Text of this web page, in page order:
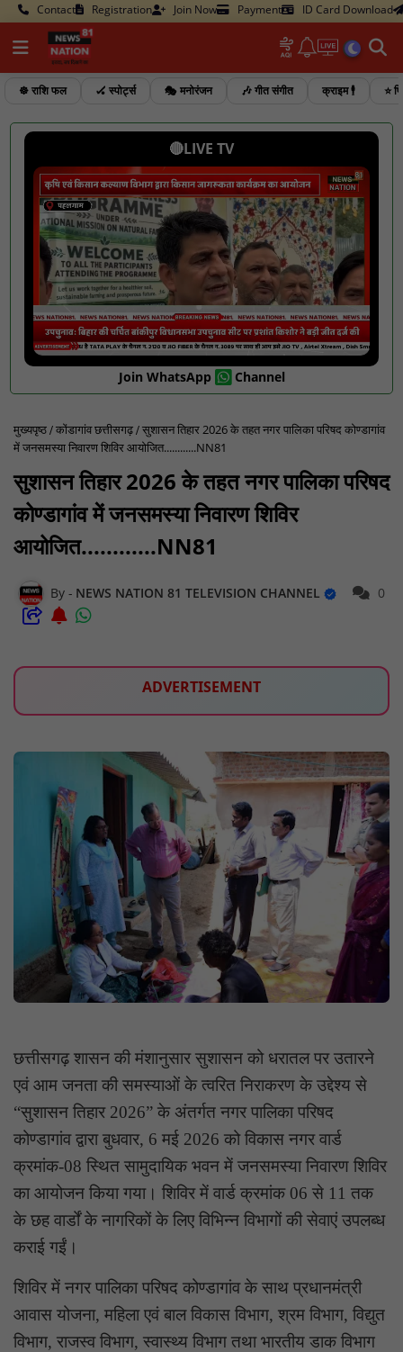
Contact Registration Join Now Payment ID Card Download
☸️ राशि फल 🏑 स्पोर्ट्स 🎭 मनोरंजन 🎶 गीत संगीत क्राइम 🕴️ ⭐
🔴LIVE TV
Join WhatsApp Channel
मुख्यपृष्ठ कोंडागांव छत्तीसगढ़ सुशासन तिहार 2026 के तहत नगर पालिका परिषद कोण्डागांव
में जनसमस्या निवारण शिविर आयोजित............NN81
सुशासन तिहार 2026 के तहत नगर पालिका परिषद
कोण्डागांव में जनसमस्या निवारण शिविर
आयोजित............NN81
NEWS NATION 81 TELEVISION CHANNEL 0
ADVERTISEMENT
छत्तीसगढ़ शासन की मंशानुसार सुशासन को धरातल पर उतारने
एवं आम जनता की समस्याओं के त्वरित निराकरण के उद्देश्य से
“सुशासन तिहार 2026” के अंतर्गत नगर पालिका परिषद
कोण्डागांव द्वारा बुधवार, 6 मई 2026 को विकास नगर वार्ड
क्रमांक-08 स्थित सामुदायिक भवन में जनसमस्या निवारण शिविर
का आयोजन किया गया। शिविर में वार्ड क्रमांक 06 से 11 तक
के छह वार्डों के नागरिकों के लिए विभिन्न विभागों की सेवाएं उपलब्ध
कराई गईं।
शिविर में नगर पालिका परिषद कोण्डागांव के साथ प्रधानमंत्री
आवास योजना, महिला एवं बाल विकास विभाग, श्रम विभाग, विद्युत
विभाग, राजस्व विभाग, स्वास्थ्य विभाग तथा भारतीय डाक विभाग